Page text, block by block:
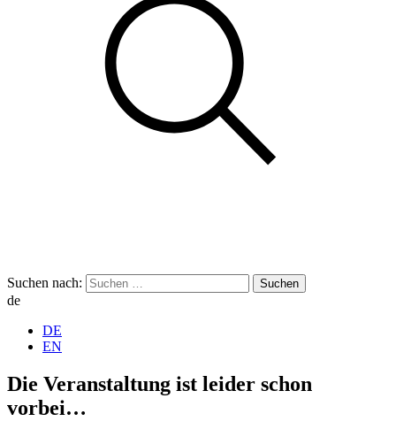
Suchen nach:
de
DE
EN
Die Veranstaltung ist leider schon
vorbei…